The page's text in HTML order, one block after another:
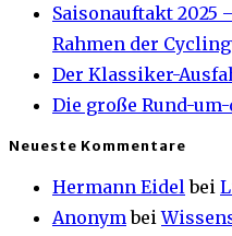
Saisonauftakt 2025
Rahmen der
Der Klassiker-
Die große Rund-
Neueste Kommentare
Hermann Eidelbei
Anonymbei